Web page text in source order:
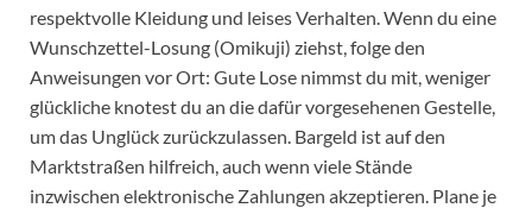
respektvolle Kleidung und leises Verhalten. Wenn du eine
Wunschzettel-Losung (Omikuji) ziehst, folge den
Anweisungen vor Ort: Gute Lose nimmst du mit, weniger
glückliche knotest du an die dafür vorgesehenen Gestelle,
um das Unglück zurückzulassen. Bargeld ist auf den
Marktstraßen hilfreich, auch wenn viele Stände
inzwischen elektronische Zahlungen akzeptieren. Plane je